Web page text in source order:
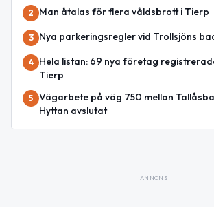
2 Man åtalas för flera våldsbrott i Tierp
3 Nya parkeringsregler vid Trollsjöns
4
Hela listan: 69 nya företag
Tierp
5 Vägarbete på väg 750 mellan
Hyttan avslutat
ANNONS